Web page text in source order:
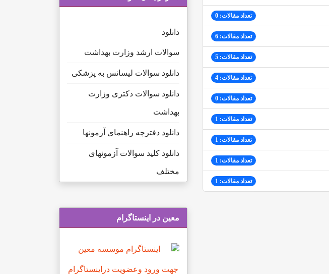
تعداد مقالات: 0
تعداد مقالات: 6
تعداد مقالات: 5
تعداد مقالات: 4
تعداد مقالات: 0
تعداد مقالات: 1
تعداد مقالات: 1
تعداد مقالات: 1
تعداد مقالات: 1
دانلود
سوالات ارشد وزارت بهداشت
دانلود سوالات لیسانس به پزشکی
دانلود سوالات دکتری وزارت
بهداشت
دانلود دفترچه راهنمای آزمونها
دانلود کلید سوالات آزمونهای
مختلف
معین در اینستاگرام
جهت ورود وعضویت دراینستاگرام